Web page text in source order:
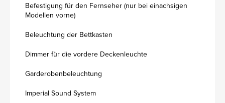
Befestigung für den Fernseher (nur bei einachsigen
Modellen vorne)
Beleuchtung der Bettkasten
Dimmer für die vordere Deckenleuchte
Garderobenbeleuchtung
Imperial Sound System